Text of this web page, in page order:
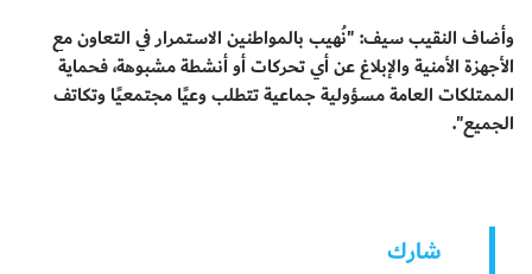
وأضاف النقيب سيف: "نُهيب بالمواطنين الاستمرار في التعاون مع
الأجهزة الأمنية والإبلاغ عن أي تحركات أو أنشطة مشبوهة، فحماية
الممتلكات العامة مسؤولية جماعية تتطلب وعيًا مجتمعيًا وتكاتف
الجميع".
شارك